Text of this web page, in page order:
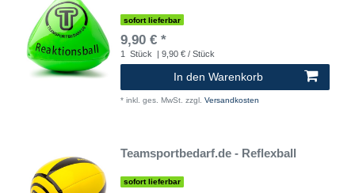
sofort lieferbar
9,90 € *
1 Stück | 9,90 € / Stück
In den Warenkorb
* inkl. ges. MwSt. zzgl. Versandkosten
Teamsportbedarf.de - Reflexball
sofort lieferbar